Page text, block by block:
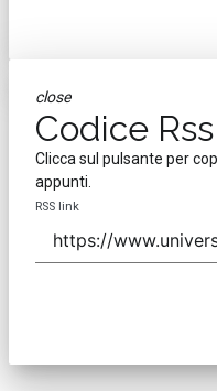
close
Codice Rss
Clicca sul pulsante per
appunti.
RSS link